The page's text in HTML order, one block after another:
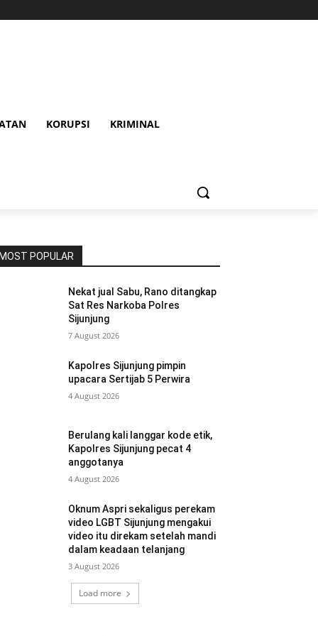
KORUPSI KRIMINAL
POPULAR
Nekat jual Sabu, Rano ditangkap
Sat Res Narkoba Polres
Sijunjung
7 August 2026
Kapolres Sijunjung pimpin
upacara Sertijab 5 Perwira
4 August 2026
Berulang kali langgar kode etik,
Kapolres Sijunjung pecat 4
anggotanya
4 August 2026
Oknum Aspri sekaligus perekam
video LGBT Sijunjung mengakui
video itu direkam setelah mandi
dalam keadaan telanjang
3 August 2026
Load more